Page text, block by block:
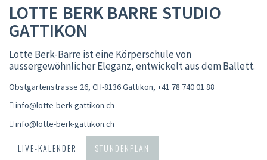
LOTTE BERK BARRE STUDIO
GATTIKON
Lotte Berk-Barre ist eine Körperschule von
aussergewöhnlicher Eleganz, entwickelt aus dem Ballett.
Obstgartenstrasse 26, CH-8136 Gattikon, +41 78 740 01 88
info@lotte-berk-gattikon.ch
info@lotte-berk-gattikon.ch
LIVE-KALENDER
STUNDENPLAN